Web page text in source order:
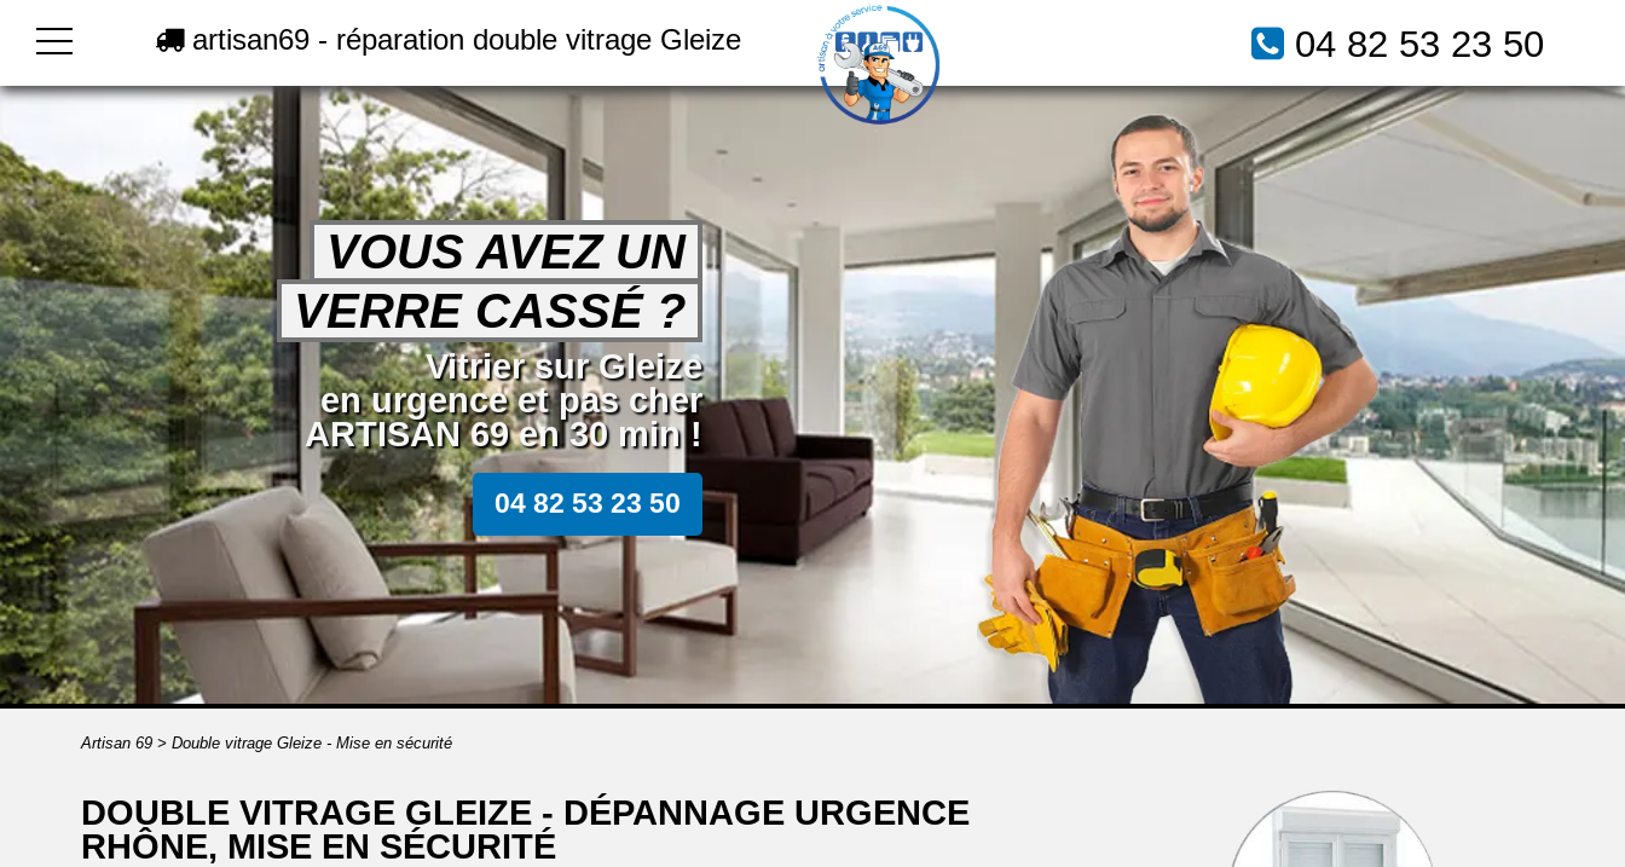
artisan69 - réparation double vitrage Gleize 04 82 53 23 50
VOUS AVEZ UN
VERRE CASSÉ ?
Vitrier sur Gleize
en urgence et pas cher
ARTISAN 69 en 30 min !
04 82 53 23 50
Artisan 69> Double vitrage Gleize - Mise en sécurité
DOUBLE VITRAGE GLEIZE - DÉPANNAGE URGENCE
RHÔNE, MISE EN SÉCURITÉ